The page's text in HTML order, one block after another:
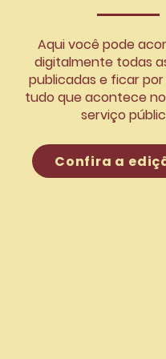
Aqui você pode
digitalmente todas
publicadas e ficar
tudo que acontece
serviço
Confira a